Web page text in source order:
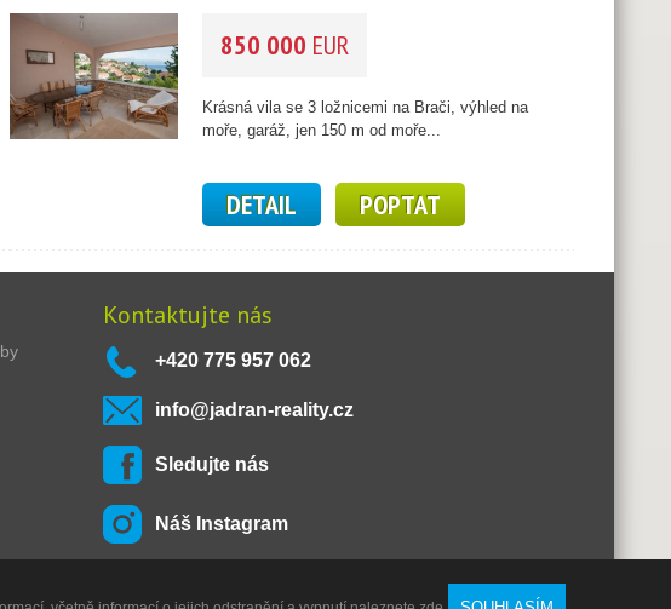
850 000 EUR
Krásná vila se 3 ložnicemi na Brači, výhled na
moře, garáž, jen 150 m od moře...
DETAIL POPTAT
Kontaktujte nás
+420 775 957 062
info@jadran-reality.cz
Sledujte nás
Náš Instagram